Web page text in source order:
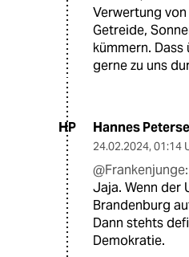
Verwertung
Getreide,
kümmern.
gerne zu uns
HP Hannes
24.02.2024, 01:14
@Frankenjunge:
Jaja. Wenn der
Brandenburg
Dann stehts
Demokratie.